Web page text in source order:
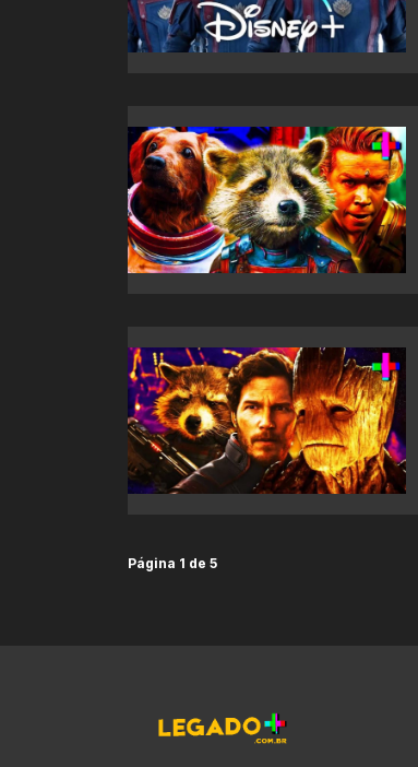
Página 1 de 5